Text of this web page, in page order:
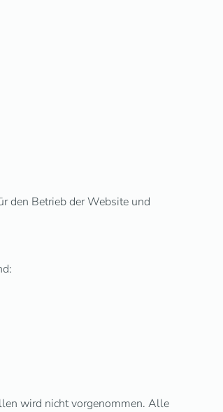
den Betrieb der Website und
wird nicht vorgenommen. Alle